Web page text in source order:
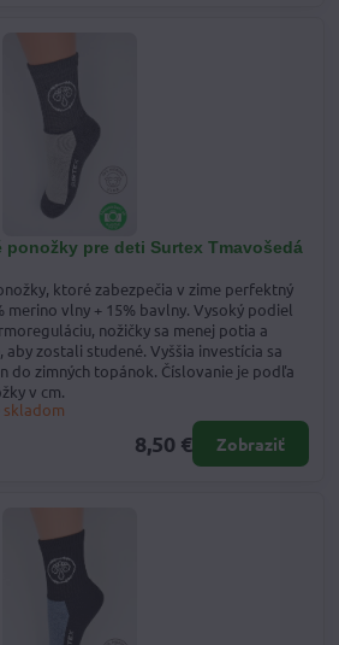
ponožky pre deti Surtex Tmavošedá
ktoré zabezpečia v zime perfektný
vlny + 15% bavlny. Vysoký podiel
nožičky sa menej potia a
aby zostali studené. Vyššia investícia sa
do zimných topánok. Číslovanie je podľa
v cm.
skladom
8,50 € Zobraziť